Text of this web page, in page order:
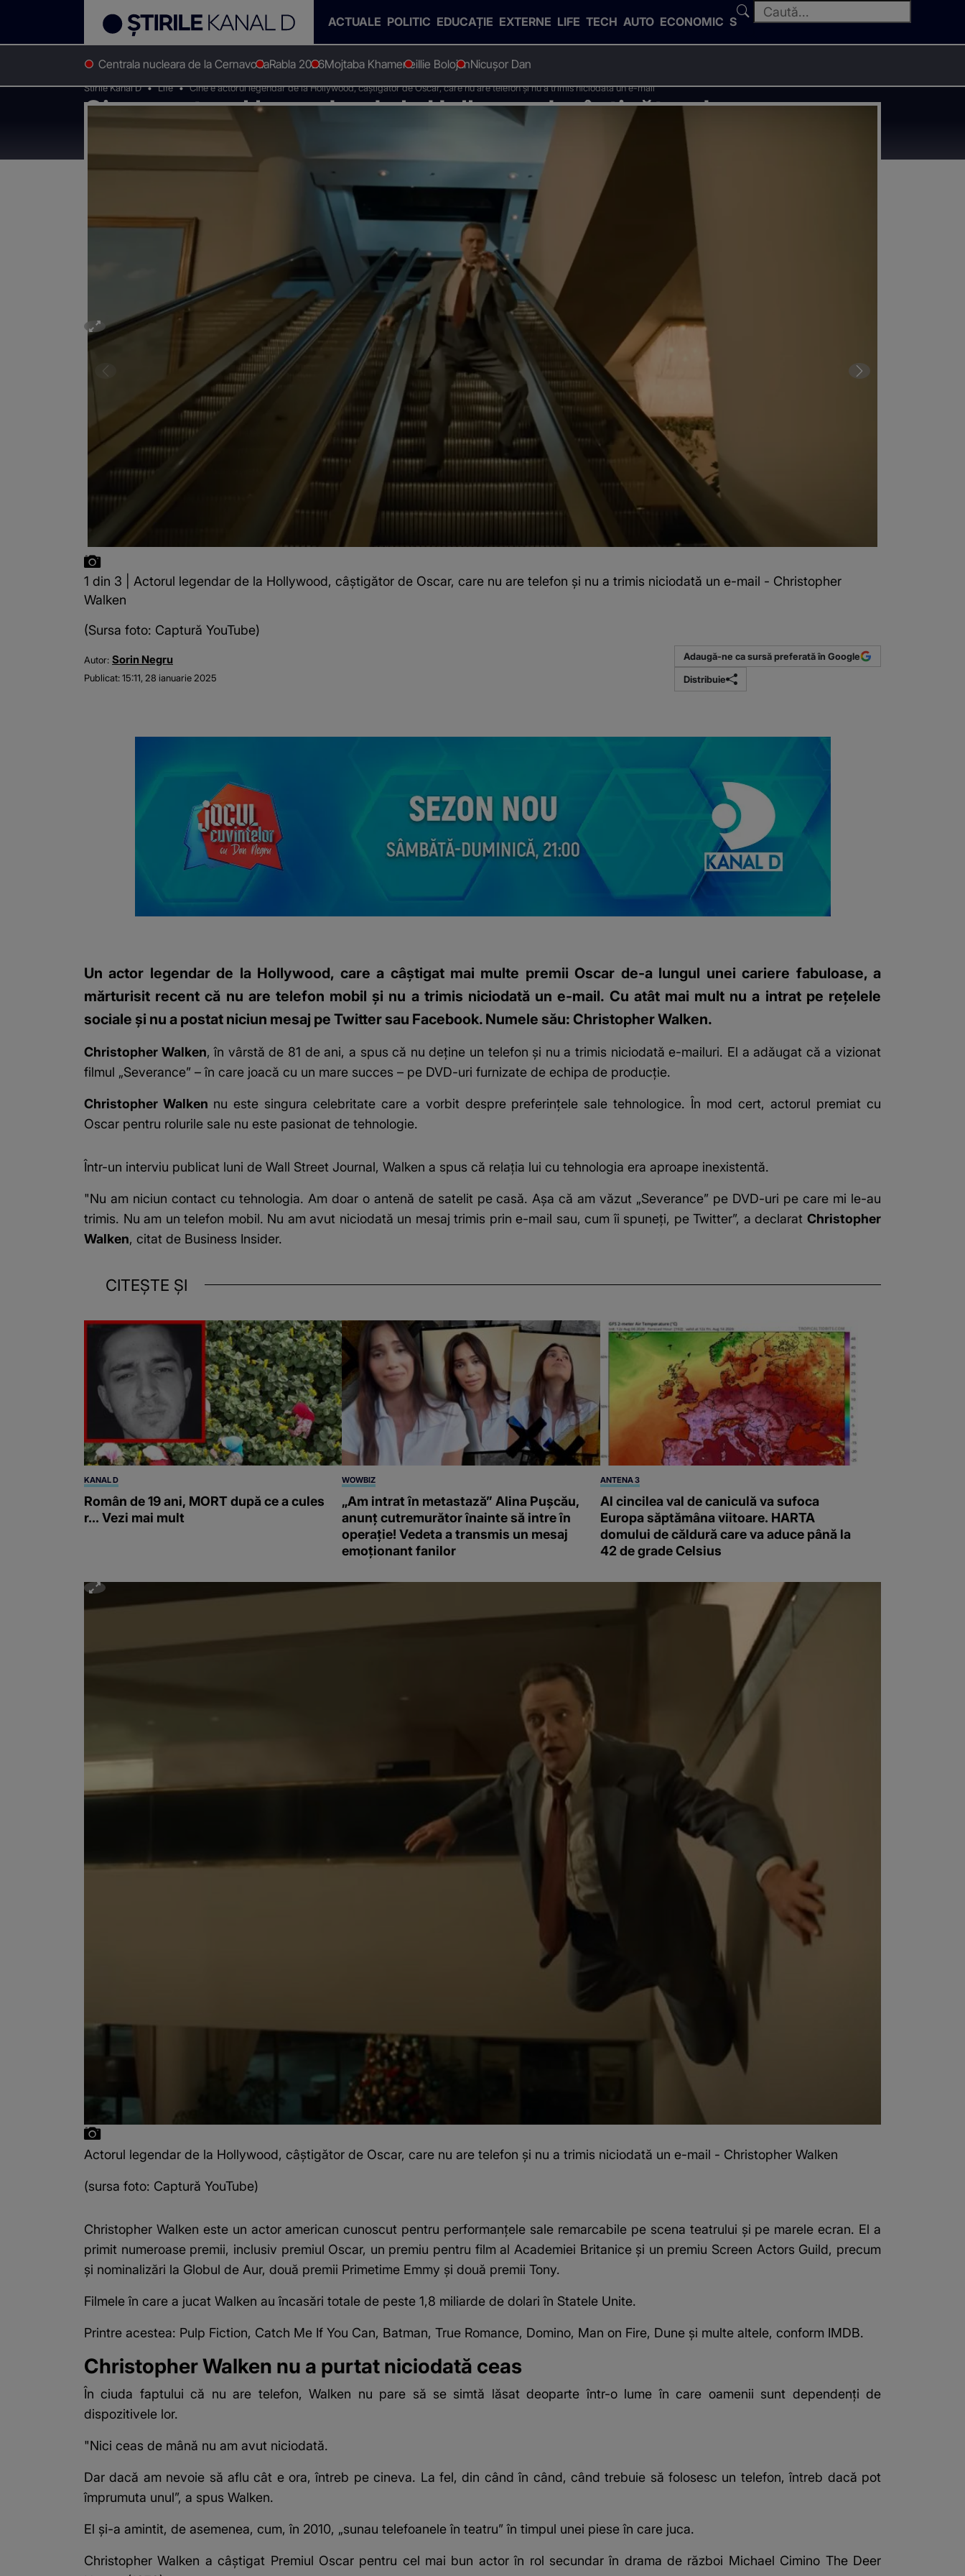
ACTUALE POLITIC EDUCAȚIE EXTERNE LIFE TECH AUTO ECONOMIC SPORT
Centrala nucleara de la CernavodaRabla 2026Mojtaba KhameneiIlie BolojanNicușor Dan
Stirile Kanal D Life Cine e actorul legendar de la Hollywood, câștigător de Oscar, care nu are telefon și nu a trimis niciodată un e-mail
Cine e actorul legendar de la Hollywood, câștigător de
Oscar, care nu are telefon și nu a trimis niciodată un e-mail
1 din 3 | Actorul legendar de la Hollywood, câștigător de Oscar, care nu are telefon și nu a trimis niciodată un e-mail - Christopher
Walken
(Sursa foto: Captură YouTube)
Autor: Sorin Negru
Publicat:15:11, 28 ianuarie 2025
Adaugă-ne ca sursă preferată în Google
Distribuie
Un actor legendar de la Hollywood, care a câștigat mai multe premii Oscar de-a lungul unei cariere fabuloase, a
mărturisit recent că nu are telefon mobil și nu a trimis niciodată un e-mail. Cu atât mai mult nu a intrat pe rețelele
sociale și nu a postat niciun mesaj pe Twitter sau Facebook. Numele său: Christopher Walken.
Christopher Walken, în vârstă de 81 de ani, a spus că nu deține un telefon și nu a trimis niciodată e-mailuri. El a adăugat că a vizionat
filmul „Severance” – în care joacă cu un mare succes – pe DVD-uri furnizate de echipa de producție.
Christopher Walken nu este singura celebritatecare a vorbit despre preferințele sale tehnologice. În mod cert, actorul premiat cu
Oscar pentru rolurile sale nu este pasionat de tehnologie.
Într-un interviu publicat luni de Wall Street Journal, Walken a spus că relația lui cu tehnologia era aproape inexistentă.
"Nu am niciun contact cu tehnologia. Am doar o antenă de satelit pe casă. Așa că am văzut „Severance” pe DVD-uri pe care mi le-au
trimis. Nu am un telefon mobil. Nu am avut niciodată un mesaj trimis prin e-mail sau, cum îi spuneți, pe Twitter”, a declarat Christopher
Walken, citat de Business Insider.
CITEȘTE ȘI
KANAL D
Român de 19 ani, MORT după ce a cules
r... Vezi mai mult
WOWBIZ
„Am intrat în metastază” Alina Pușcău,
anunț cutremurător înainte să intre în
operație! Vedeta a transmis un mesaj
emoționant fanilor
ANTENA 3
Al cincilea val de caniculă va sufoca
Europa săptămâna viitoare. HARTA
domului de căldură care va aduce până la
42 de grade Celsius
Actorul legendar de la Hollywood, câștigător de Oscar, care nu are telefon și nu a trimis niciodată un e-mail - Christopher Walken
(sursa foto: Captură YouTube)
Christopher Walken este un actor american cunoscut pentru performanțele sale remarcabile pe scena teatrului și pe marele ecran. El a
primit numeroase premii, inclusiv premiul Oscar, un premiu pentru film al Academiei Britanice și un premiu Screen Actors Guild, precum
și nominalizări la Globul de Aur, două premii Primetime Emmy și două premii Tony.
Filmele în care a jucat Walken au încasări totale de peste 1,8 miliarde de dolari în Statele Unite.
Printre acestea: Pulp Fiction, Catch Me If You Can, Batman, True Romance, Domino, Man on Fire, Dune și multe altele, conform IMDB.
Christopher Walken nu a purtat niciodată ceas
În ciuda faptului că nu are telefon, Walken nu pare să se simtă lăsat deoparte într-o lume în care oamenii sunt dependenți de
dispozitivele lor.
"Nici ceas de mână nu am avut niciodată.
Dar dacă am nevoie să aflu cât e ora, întreb pe cineva. La fel, din când în când, când trebuie să folosesc un telefon, întreb dacă pot
împrumuta unul”, a spus Walken.
El și-a amintit, de asemenea, cum, în 2010, „sunau telefoanele în teatru” în timpul unei piese în care juca.
Christopher Walken a câștigat Premiul Oscar pentru cel mai bun actor în rol secundar în drama de război Michael Cimino The Deer